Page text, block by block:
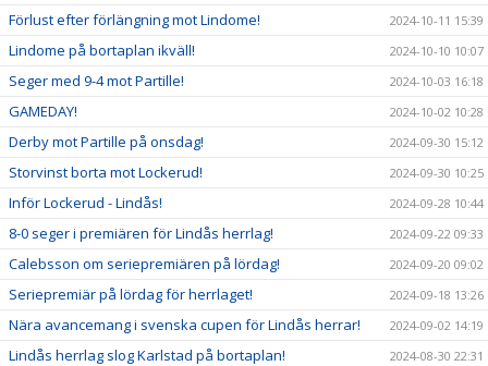
Förlust efter förlängning mot Lindome! 2024-10-11 15:39
Lindome på bortaplan ikväll! 2024-10-10 10:07
Seger med 9-4 mot Partille! 2024-10-03 16:18
GAMEDAY! 2024-10-02 10:28
Derby mot Partille på onsdag! 2024-09-30 15:12
Storvinst borta mot Lockerud! 2024-09-30 10:25
Inför Lockerud - Lindås! 2024-09-28 10:44
8-0 seger i premiären för Lindås herrlag! 2024-09-22 09:33
Calebsson om seriepremiären på lördag! 2024-09-20 09:02
Seriepremiär på lördag för herrlaget! 2024-09-18 13:26
Nära avancemang i svenska cupen för Lindås herrar! 2024-09-02 14:19
Lindås herrlag slog Karlstad på bortaplan! 2024-08-30 22:31